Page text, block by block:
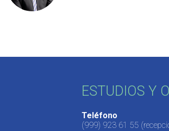
ESTUDIOS Y
Teléfono
(999) 923 61 55